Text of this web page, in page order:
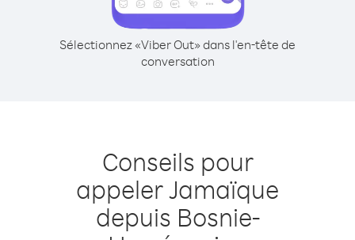
Sélectionnez «Viber Out» dans l'en-tête de
conversation
Conseils pour
appeler Jamaïque
depuis Bosnie-